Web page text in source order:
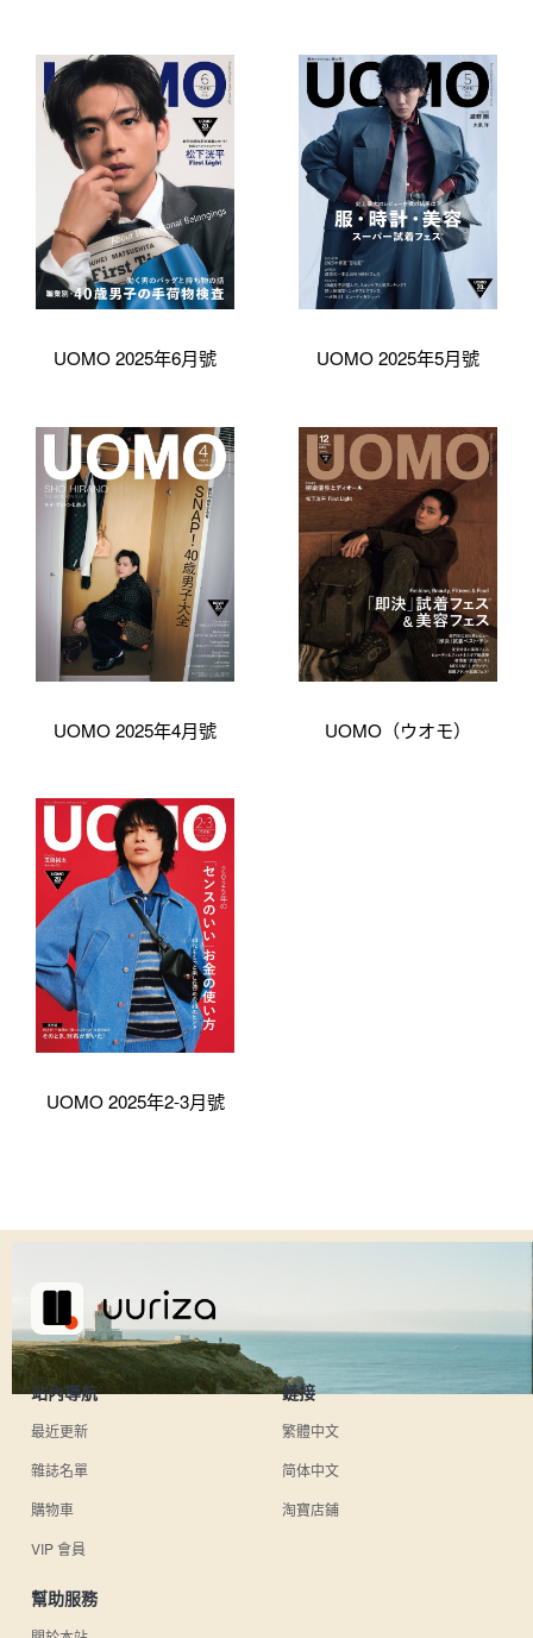
UOMO 2025年6月號 UOMO 2025年5月號
UOMO 2025年4月號 UOMO（ウオモ）
UOMO 2025年2-3月號
站內導航
最近更新
雜誌名單
購物車
VIP 會員
鏈接
繁體中文
简体中文
淘寶店鋪
幫助服務